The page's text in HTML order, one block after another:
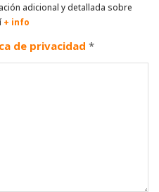
adicional y detallada sobre
+ info
de privacidad *